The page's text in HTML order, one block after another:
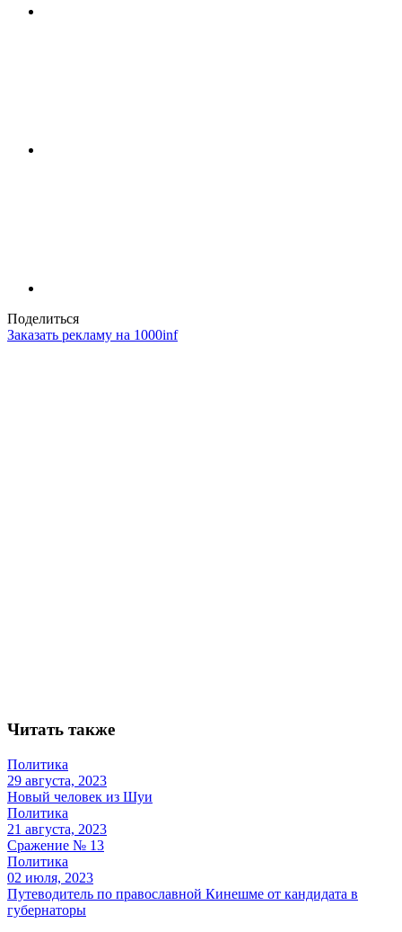
Поделиться
Заказать рекламу на 1000inf
Читать также
Политика
29 августа, 2023
Новый человек из Шуи
Политика
21 августа, 2023
Сражение № 13
Политика
02 июля, 2023
Путеводитель по православной Кинешме от кандидата в
губернаторы